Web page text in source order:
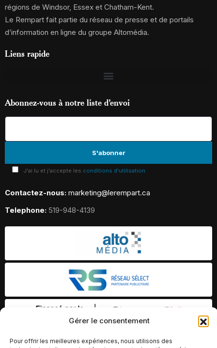
Gérer le consentement
Pour offrir les meilleures expériences, nous utilisons des
régions de Windsor, Essex et Chatham-Kent.
Le Rempart fait partie du réseau de presse et de portails
d’information en ligne du groupe Altomédia.
Liens rapide
Abonnez-vous à notre liste d’envoi
J'ai lu et j'accepte les conditions d'utilisation
Contactez-nous: marketing@lerempart.ca
Telephone: 519-948-4139